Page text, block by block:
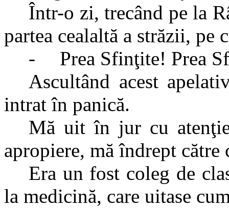
Într-o zi, trecând pe la
partea cealaltă a străzii, pe
-
Prea Sfinţite! Prea
Ascultând acest
intrat în panică.
Mă uit în jur cu
apropiere, mă îndrept către
Era un fost coleg de
la medicină, care uitase